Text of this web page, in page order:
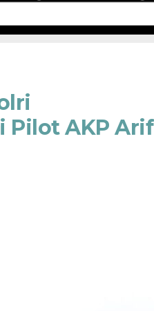
Pilot AKP Arif